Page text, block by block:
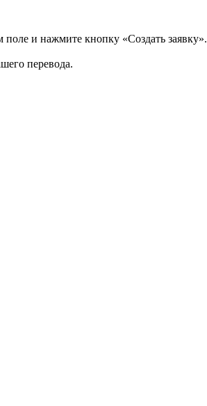
поле и нажмите кнопку «Создать заявку».
перевода.